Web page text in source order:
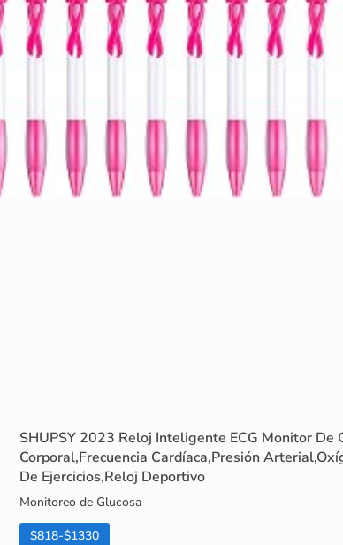
SHUPSY 2023 Reloj Inteligente ECG Monitor De
Corporal,Frecuencia Cardíaca,Presión
De Ejercicios,Reloj Deportivo
Monitoreo de Glucosa
$818-$1330